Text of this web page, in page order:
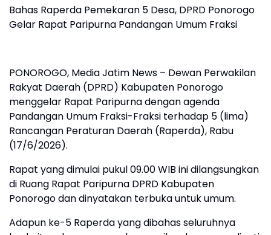
Bahas Raperda Pemekaran 5 Desa, DPRD Ponorogo
Gelar Rapat Paripurna Pandangan Umum Fraksi
​PONOROGO, Media Jatim News – Dewan Perwakilan
Rakyat Daerah (DPRD) Kabupaten Ponorogo
menggelar Rapat Paripurna dengan agenda
Pandangan Umum Fraksi-Fraksi terhadap 5 (lima)
Rancangan Peraturan Daerah (Raperda), Rabu
(17/6/2026).
Rapat yang dimulai pukul 09.00 WIB ini dilangsungkan
di Ruang Rapat Paripurna DPRD Kabupaten
Ponorogo dan dinyatakan terbuka untuk umum.
​Adapun ke-5 Raperda yang dibahas seluruhnya